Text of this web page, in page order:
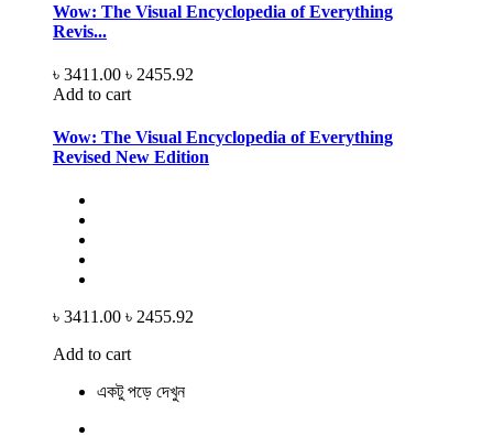
Wow: The Visual Encyclopedia of Everything
Revis...
৳ 3411.00 ৳ 2455.92
Add to cart
Wow: The Visual Encyclopedia of Everything
Revised New Edition
৳ 3411.00 ৳ 2455.92
Add to cart
একটু পড়ে দেখুন